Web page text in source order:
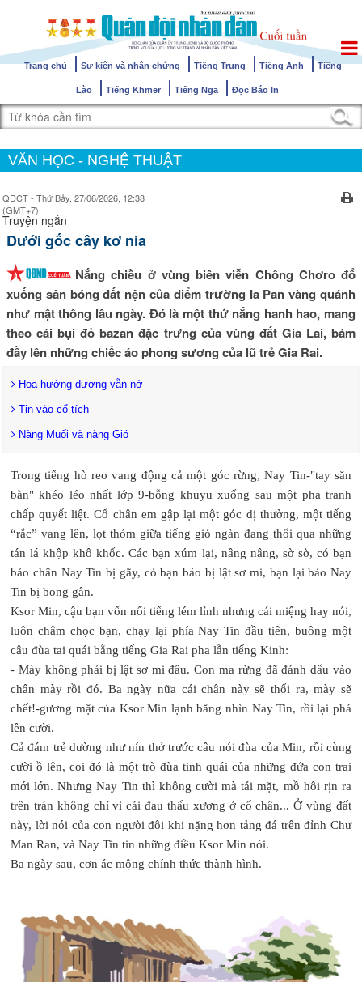
Trang chủ Sự kiện và nhân chứng Tiếng Trung Tiếng Anh Tiếng
Lào Tiếng Khmer Tiếng Nga Đọc Báo In
VĂN HỌC - NGHỆ THUẬT
QĐCT - Thứ Bảy, 27/06/2026, 12:38
(GMT+7)
Truyện ngắn
Dưới gốc cây kơ nia
Nắng chiều ở vùng biên viễn Chông Chơro đổ
xuống sân bóng đất nện của điểm trường Ia Pan vàng quánh
như mật thông lâu ngày. Đó là một thứ nắng hanh hao, mang
theo cái bụi đỏ bazan đặc trưng của vùng đất Gia Lai, bám
đầy lên những chiếc áo phong sương của lũ trẻ Gia Rai.
Hoa hướng dương vẫn nở
Tin vào cổ tích
Nàng Muối và nàng Gió
Trong tiếng hò reo vang động cả một góc rừng, Nay Tin-"tay săn
bàn" khéo léo nhất lớp 9-bỗng khuỵu xuống sau một pha tranh
chấp quyết liệt. Cổ chân em gập lại một góc dị thường, một tiếng
“rắc” vang lên, lọt thỏm giữa tiếng gió ngàn đang thổi qua những
tán lá khộp khô khốc. Các bạn xúm lại, nâng nâng, sờ sờ, có bạn
bảo chân Nay Tin bị gãy, có bạn bảo bị lật sơ mi, bạn lại bảo Nay
Tin bị bong gân.
Ksor Min, cậu bạn vốn nổi tiếng lém lỉnh nhưng cái miệng hay nói,
luôn châm chọc bạn, chạy lại phía Nay Tin đầu tiên, buông một
câu đùa tai quái bằng tiếng Gia Rai pha lẫn tiếng Kinh:
- Mày không phải bị lật sơ mi đâu. Con ma rừng đã đánh dấu vào
chân mày rồi đó. Ba ngày nữa cái chân này sẽ thối ra, mày sẽ
chết!-gương mặt của Ksor Min lạnh băng nhìn Nay Tin, rồi lại phá
lên cười.
Cả đám trẻ dường như nín thở trước câu nói đùa của Min, rồi cùng
cười ồ lên, coi đó là một trò đùa tinh quái của những đứa con trai
mới lớn. Nhưng Nay Tin thì không cười mà tái mặt, mồ hôi rịn ra
trên trán không chỉ vì cái đau thấu xương ở cổ chân... Ở vùng đất
này, lời nói của con người đôi khi nặng hơn tảng đá trên đỉnh Chư
Man Ran, và Nay Tin tin những điều Ksor Min nói.
Ba ngày sau, cơn ác mộng chính thức thành hình.